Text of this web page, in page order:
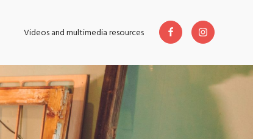
Videos and multimedia resources